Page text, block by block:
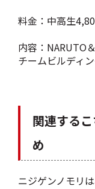
料金：中高生
内容：NARUTO
チームビルディ
関連する
め
ニジゲンノモリ